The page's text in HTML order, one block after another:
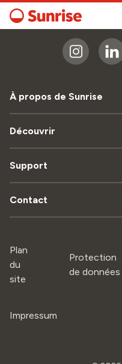
À propos de Sunrise
Découvrir
Support
Contact
Plan
du
site
Protection
de données
Impressum